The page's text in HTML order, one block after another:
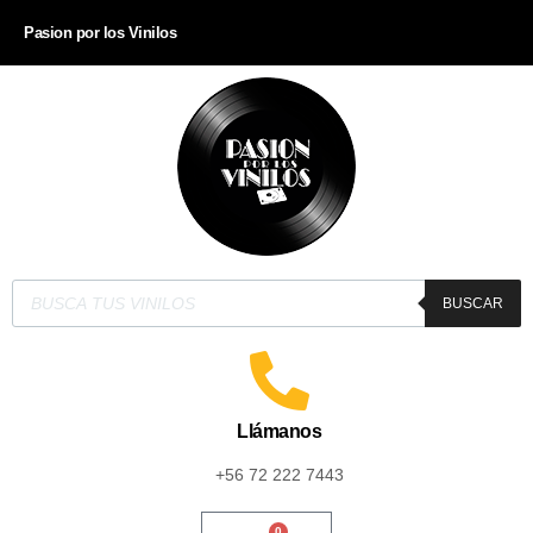
Pasion por los Vinilos
BUSCAR
Llámanos
+56 72 222 7443